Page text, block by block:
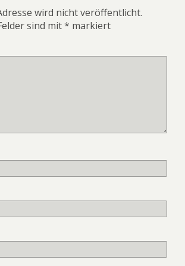
wird nicht veröffentlicht.
sind mit* markiert